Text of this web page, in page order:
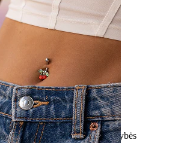
pirkinys
šiek tiek didelis, bet geros kokybės